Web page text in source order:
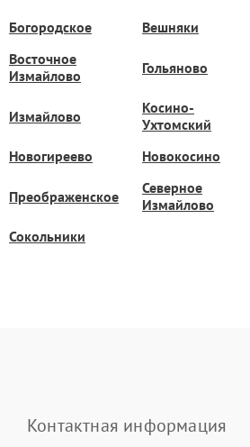
Богородское Вешняки
Восточное
Измайлово
Гольяново
Измайлово
Косино-
Ухтомский
Новогиреево Новокосино
Преображенское
Северное
Измайлово
Сокольники
Контактная информация